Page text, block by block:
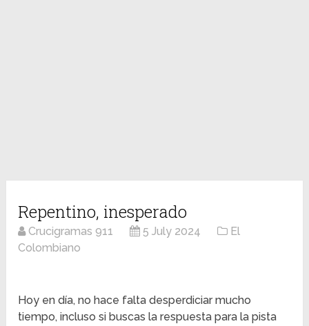
Repentino, inesperado
Crucigramas 911 5 July 2024
El
Colombiano
Hoy en día, no hace falta desperdiciar mucho
tiempo, incluso si buscas la respuesta para la pista